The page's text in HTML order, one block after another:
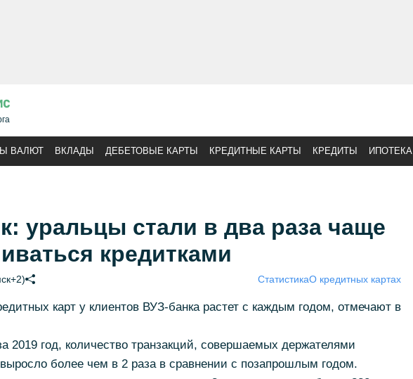
ВАЛЮТ ВКЛАДЫ ДЕБЕТОВЫЕ КАРТЫ КРЕДИТНЫЕ КАРТЫ КРЕДИТЫ ИПОТЕКА
уральцы стали в два раза чаще
кредитками
СтатистикаО кредитных картах
карт у клиентов ВУЗ-банка растет с каждым годом, отмечают в
2019 год, количество транзакций, совершаемых держателями
выросло более чем в 2 раза в сравнении с позапрошлым годом.